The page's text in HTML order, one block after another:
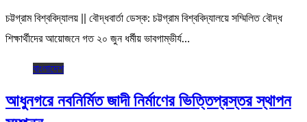
চট্টগ্রাম বিশ্ববিদ্যালয় || বৌদ্ধবার্তা ডেস্ক: চট্টগ্রাম বিশ্ববিদ্যালয়ে সম্মিলিত বৌদ্ধ
শিক্ষার্থীদের আয়োজনে গত ২০ জুন ধর্মীয় ভাবগাম্ভীর্য…
বাংলাদেশ
আধুনগরে নবনির্মিত জাদী নির্মাণের ভিত্তিপ্রস্তর স্থাপন